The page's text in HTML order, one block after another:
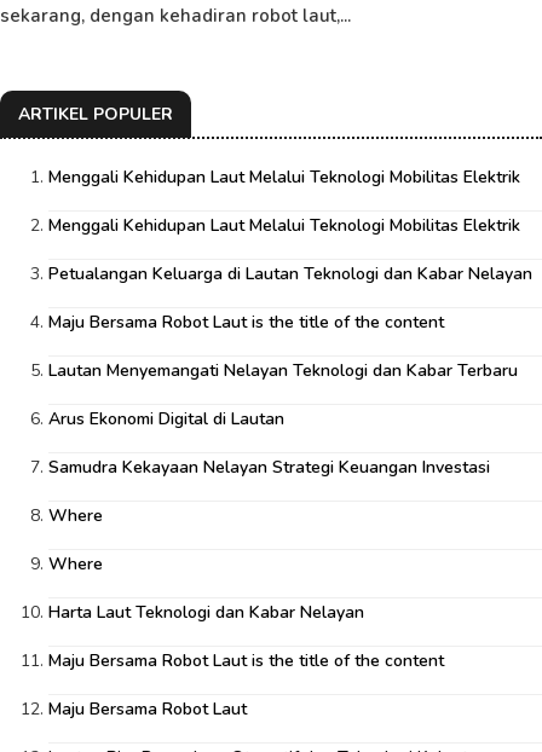
sekarang, dengan kehadiran robot laut,...
ARTIKEL POPULER
Menggali Kehidupan Laut Melalui Teknologi Mobilitas Elektrik
Menggali Kehidupan Laut Melalui Teknologi Mobilitas Elektrik
Petualangan Keluarga di Lautan Teknologi dan Kabar Nelayan
Maju Bersama Robot Laut is the title of the content
Lautan Menyemangati Nelayan Teknologi dan Kabar Terbaru
Arus Ekonomi Digital di Lautan
Samudra Kekayaan Nelayan Strategi Keuangan Investasi
Where
Where
Harta Laut Teknologi dan Kabar Nelayan
Maju Bersama Robot Laut is the title of the content
Maju Bersama Robot Laut